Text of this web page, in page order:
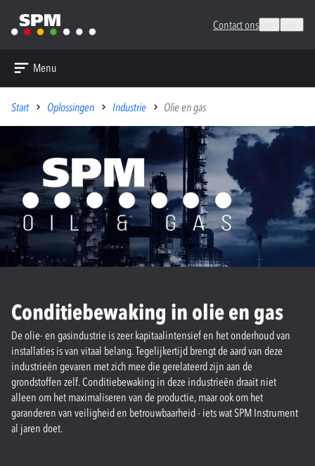
Contact ons
Menu
Start Oplossingen Industrie Olie en gas
Conditiebewaking in olie en gas
De olie- en gasindustrie is zeer kapitaalintensief en het onderhoud van
installaties is van vitaal belang. Tegelijkertijd brengt de aard van deze
industrieën gevaren met zich mee die gerelateerd zijn aan de
grondstoffen zelf. Conditiebewaking in deze industrieën draait niet
alleen om het maximaliseren van de productie, maar ook om het
garanderen van veiligheid en betrouwbaarheid - iets wat SPM Instrument
al jaren doet.